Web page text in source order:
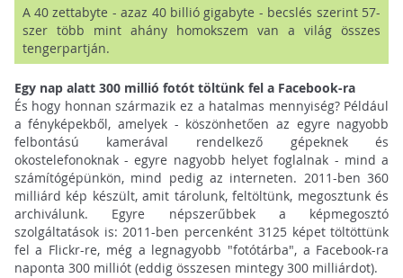
A 40 zettabyte - azaz 40 billió gigabyte - becslés szerint 57-
szer több mint ahány homokszem van a világ összes
tengerpartján.
Egy nap alatt 300 millió fotót töltünk fel a Facebook-ra
És hogy honnan származik ez a hatalmas mennyiség? Például
a fényképekből, amelyek - köszönhetően az egyre nagyobb
felbontású kamerával rendelkező gépeknek és
okostelefonoknak - egyre nagyobb helyet foglalnak - mind a
számítógépünkön, mind pedig az interneten. 2011-ben 360
milliárd kép készült, amit tárolunk, feltöltünk, megosztunk és
archiválunk. Egyre népszerűbbek a képmegosztó
szolgáltatások is: 2011-ben percenként 3125 képet töltöttünk
fel a Flickr-re, még a legnagyobb "fotótárba", a Facebook-ra
naponta 300 milliót (eddig összesen mintegy 300 milliárdot).